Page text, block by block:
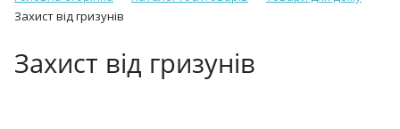
Захист від гризунів
Захист від гризунів